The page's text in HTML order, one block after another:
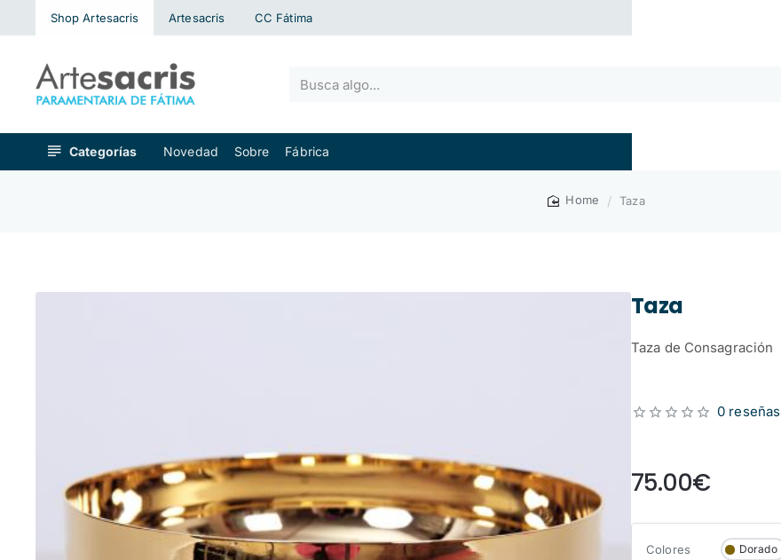
Shop Artesacris Artesacris CC Fátima
Busca
Categorías Novedad Sobre Fábrica
Taza
Taza
Taza de Consagración
0 reseñas
75.00€
Colores Dorado